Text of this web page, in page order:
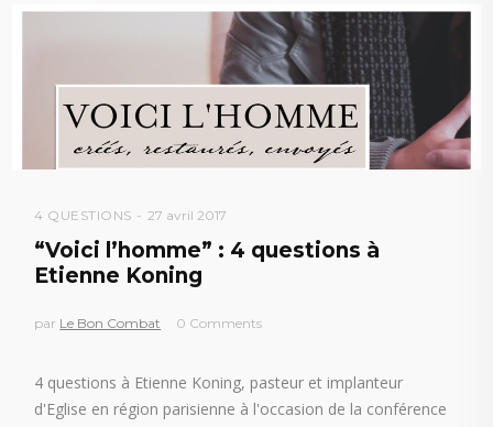
4 QUESTIONS 27 avril 2017
“Voici l’homme” : 4 questions à
Etienne Koning
par Le Bon Combat 0 Comments
4 questions à Etienne Koning, pasteur et implanteur
d'Eglise en région parisienne à l'occasion de la conférence